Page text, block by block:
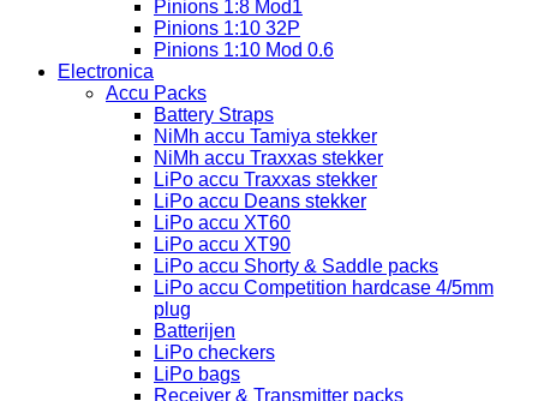
Pinions 1:8 Mod1
Pinions 1:10 32P
Pinions 1:10 Mod 0.6
Electronica
Accu Packs
Battery Straps
NiMh accu Tamiya stekker
NiMh accu Traxxas stekker
LiPo accu Traxxas stekker
LiPo accu Deans stekker
LiPo accu XT60
LiPo accu XT90
LiPo accu Shorty & Saddle packs
LiPo accu Competition hardcase 4/5mm
plug
Batterijen
LiPo checkers
LiPo bags
Receiver & Transmitter packs